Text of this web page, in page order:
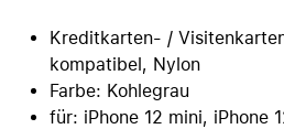
Kreditkarten- /
kompatibel, Nylon
Farbe: Kohlegrau
für: iPhone 12 mini, iPhone